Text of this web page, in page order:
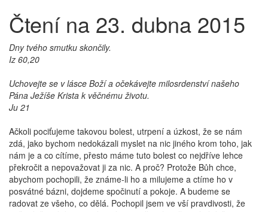
Čtení na 23. dubna 2015
Dny tvého smutku skončily.
Iz 60,20
Uchovejte se v lásce Boží a očekávejte milosrdenství našeho
Pána Ježíše Krista k věčnému životu.
Ju 21
Ačkoli pociťujeme takovou bolest, utrpení a úzkost, že se nám
zdá, jako bychom nedokázali myslet na nic jiného krom toho, jak
nám je a co cítíme, přesto máme tuto bolest co nejdříve lehce
překročit a nepovažovat ji za nic. A proč? Protože Bůh chce,
abychom pochopili, že známe-li ho a milujeme a ctíme ho v
posvátné bázni, dojdeme spočinutí a pokoje. A budeme se
radovat ze všeho, co dělá. Pochopil jsem ve vší pravdivosti, že